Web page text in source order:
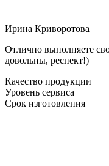
Ирина Криворотова
Отлично выполняете
довольны, респект!)
Качество продукции
Уровень сервиса
Срок изготовления